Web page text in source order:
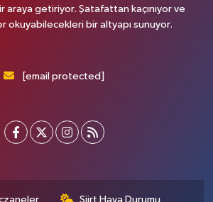
araya getiriyor. Şatafattan kaçınıyor ve
okuyabilecekleri bir altyapı sunuyor.
[email protected]
Siirt Hava Durumu